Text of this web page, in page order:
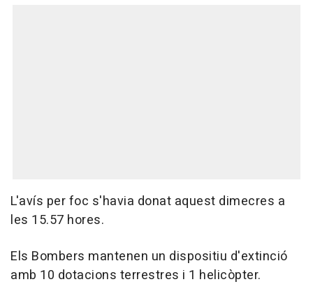
L'avís per foc s'havia donat aquest dimecres a
les 15.57 hores.
Els Bombers mantenen un dispositiu d'extinció
amb 10 dotacions terrestres i 1 helicòpter.